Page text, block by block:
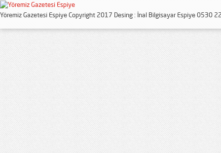
Yöremiz Gazetesi Espiye Copyright 2017 Desing : İnal Bilgisayar Espiye 0530